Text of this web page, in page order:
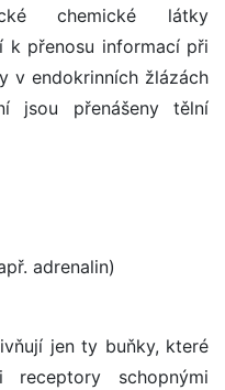
chemické látky
k přenosu informací při
v endokrinních žlázách
jsou přenášeny tělní
adrenalin)
jen ty buňky, které
receptory schopnými